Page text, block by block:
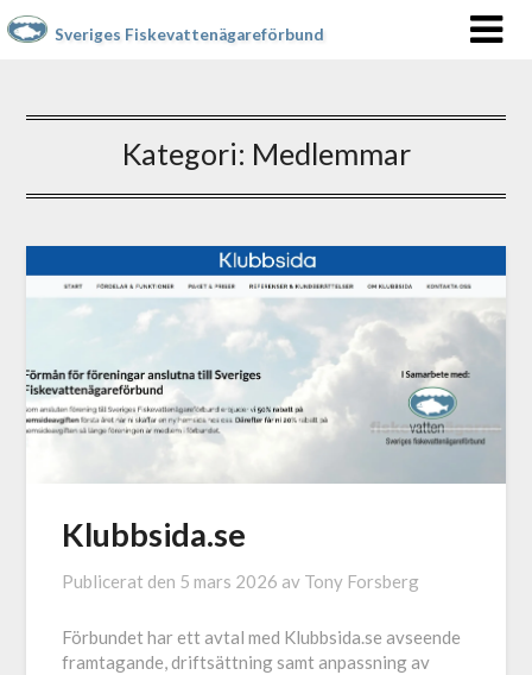
Sveriges Fiskevattenägareförbund
Kategori: Medlemmar
Klubbsida.se
Publicerat den 5 mars 2026 av Tony Forsberg
Förbundet har ett avtal med Klubbsida.se avseende
framtagande, driftsättning samt anpassning av